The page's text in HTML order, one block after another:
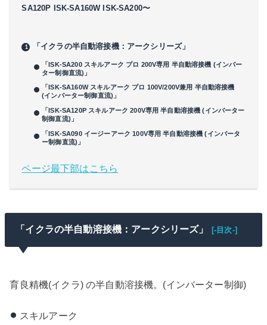
SA120P ISK-SA160W ISK-SA200〜
「イクラの半自動溶接機：アークシリーズ」
「ISK-SA200 スキルアーク プロ 200V専用 半自動溶接機 (インバー
ター制御直流)」
「ISK-SA160W スキルアーク プロ 100V/200V兼用 半自動溶接機
(インバーター制御直流)」
「ISK-SA120P スキルアーク 200V専用 半自動溶接機 (インバーター
制御直流)」
「ISK-SA090 イージーアーク 100V専用 半自動溶接機 (インバータ
ー制御直流)」
ページ最下部はこちら
「イクラの半自動溶接機：アークシリーズ」 [-目次-]
育良精機(イクラ) の半自動溶接機。(インバーター制御)
スキルアーク